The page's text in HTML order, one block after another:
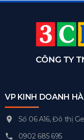
VP KINH DOANH
Số 06 A16, Đô thị
0902 685 695